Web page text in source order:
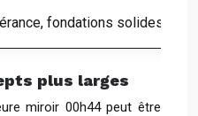
fondations solides
plus larges
miroir 00h44 peut être